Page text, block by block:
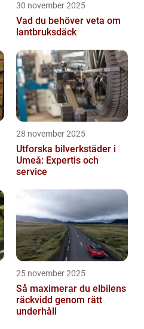
30 november 2025
Vad du behöver veta om
lantbruksdäck
28 november 2025
Utforska bilverkstäder i
Umeå: Expertis och
service
25 november 2025
Så maximerar du elbilens
räckvidd genom rätt
underhåll